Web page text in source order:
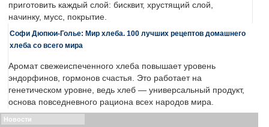
приготовить каждый слой: бисквит, хрустящий слой,
начинку, мусс, покрытие.
Софи Дюпюи-Голье: Мир хлеба. 100 лучших рецептов домашнего
хлеба со всего мира
Аромат свежеиспеченного хлеба повышает уровень
эндорфинов, гормонов счастья. Это работает на
генетическом уровне, ведь хлеб — универсальный продукт,
основа повседневного рациона всех народов мира.
Новости